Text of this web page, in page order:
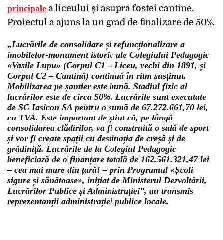
principale a liceului și asupra fostei cantine.
Proiectul a ajuns la un grad de finalizare de 50%.
„Lucrările de consolidare și refuncționalizare a
imobilelor-monument istoric ale Colegiului Pedagogic
«Vasile Lupu» (Corpul C1 – Liceu, vechi din 1891, și
Corpul C2 – Cantină) continuă în ritm susținut.
Mobilizarea pe șantier este bună. Stadiul fizic al
lucrărilor este de circa 50%. Lucrările sunt executate
de SC Iasicon SA pentru o sumă de 67.272.661,70 lei,
cu TVA. Este important de știut că, pe lângă
consolidarea clădirilor, va fi construită o sală de sport
și vor fi create spații cu destinația de creșă și de
grădiniță. Lucrările de la Colegiul Pedagogic
beneficiază de o finanțare totală de 162.561.321,47 lei
– cea mai mare din țară! – prin Programul «Școli
sigure și sănătoase», inițiat de Ministerul Dezvoltării,
Lucrărilor Publice și Administrației”, au transmis
reprezentanții administrației publice locale.